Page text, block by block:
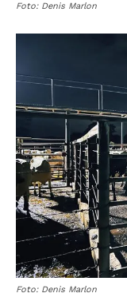
Foto: Denis Marlon
Foto: Denis Marlon